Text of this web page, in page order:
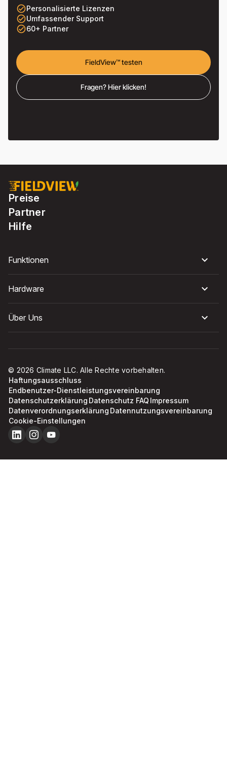
check_circle_outlinePersonalisierte Lizenzen
check_circle_outlineUmfassender Support
check_circle_outline60+ Partner
FieldView™ testen
Fragen? Hier klicken!
Preise
Partner
Hilfe
Funktionen
Hardware
Über Uns
© 2026 Climate LLC. Alle Rechte vorbehalten.
Haftungsausschluss
Endbenutzer-Dienstleistungsvereinbarung
Datenschutzerklärung Datenschutz FAQ Impressum
Datenverordnungserklärung Datennutzungsvereinbarung
Cookie-Einstellungen